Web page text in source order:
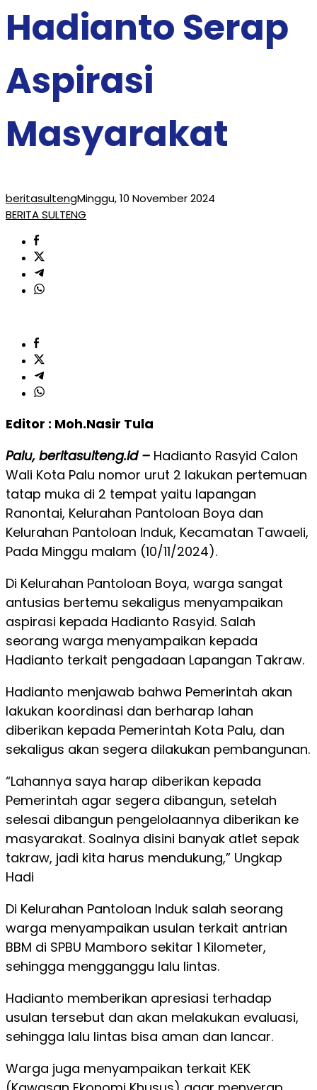
Hadianto Serap
Aspirasi
Masyarakat
beritasultengMinggu, 10 November 2024
BERITA SULTENG
Editor : Moh.Nasir Tula
Palu, beritasulteng.id – Hadianto Rasyid Calon
Wali Kota Palu nomor urut 2 lakukan pertemuan
tatap muka di 2 tempat yaitu lapangan
Ranontai, Kelurahan Pantoloan Boya dan
Kelurahan Pantoloan Induk, Kecamatan Tawaeli,
Pada Minggu malam (10/11/2024).
Di Kelurahan Pantoloan Boya, warga sangat
antusias bertemu sekaligus menyampaikan
aspirasi kepada Hadianto Rasyid. Salah
seorang warga menyampaikan kepada
Hadianto terkait pengadaan Lapangan Takraw.
Hadianto menjawab bahwa Pemerintah akan
lakukan koordinasi dan berharap lahan
diberikan kepada Pemerintah Kota Palu, dan
sekaligus akan segera dilakukan pembangunan.
“Lahannya saya harap diberikan kepada
Pemerintah agar segera dibangun, setelah
selesai dibangun pengelolaannya diberikan ke
masyarakat. Soalnya disini banyak atlet sepak
takraw, jadi kita harus mendukung,” Ungkap
Hadi
Di Kelurahan Pantoloan Induk salah seorang
warga menyampaikan usulan terkait antrian
BBM di SPBU Mamboro sekitar 1 Kilometer,
sehingga mengganggu lalu lintas.
Hadianto memberikan apresiasi terhadap
usulan tersebut dan akan melakukan evaluasi,
sehingga lalu lintas bisa aman dan lancar.
Warga juga menyampaikan terkait KEK